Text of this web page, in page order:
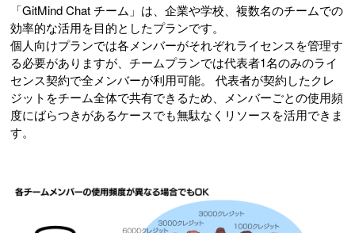
「GitMind Chat チーム」は、企業や学校、複数名のチームでの
効率的な活用を目的としたプランです。
個人向けプランでは各メンバーがそれぞれライセンスを管理す
る必要がありますが、チームプランでは代表者1名のみのライ
センス契約で全メンバーが利用可能。 代表者が契約したクレ
ジットをチーム全体で共有できるため、メンバーごとの使用頻
度にばらつきがあるケースでも無駄なくリソースを活用できま
す。